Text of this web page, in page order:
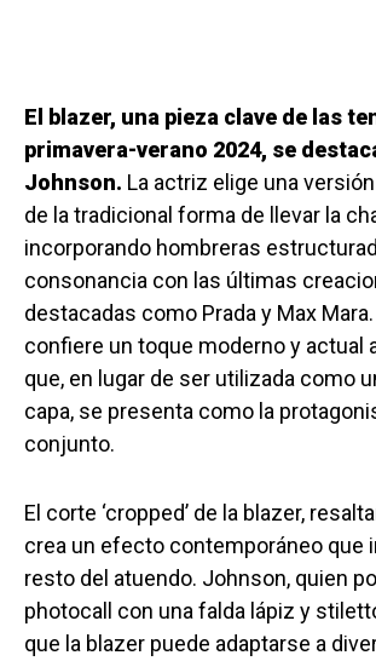
El blazer, una pieza clave de las
primavera-verano 2024, se
Johnson. La actriz elige una
de la tradicional forma de llevar la
incorporando hombreras
consonancia con las últimas
destacadas como Prada y Max
confiere un toque moderno y actual
que, en lugar de ser utilizada como
capa, se presenta como la
conjunto.
El corte ‘cropped’ de la blazer,
crea un efecto contemporáneo que
resto del atuendo. Johnson, quien
photocall con una falda lápiz y
que la blazer puede adaptarse a